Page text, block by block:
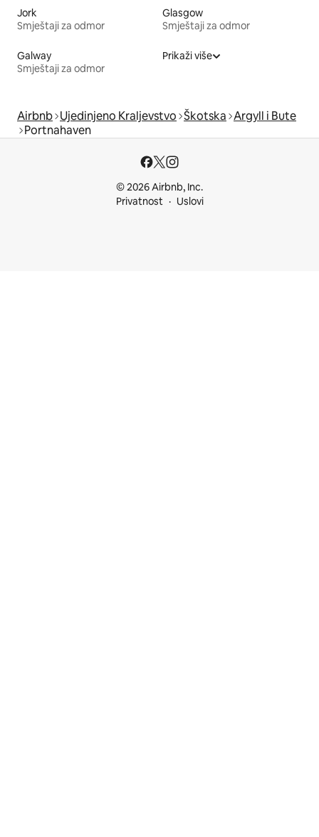
Jork
Smještaji za odmor
Glasgow
Smještaji za odmor
Galway
Smještaji za odmor
Prikaži više
Airbnb Ujedinjeno Kraljevstvo Škotska Argyll i Bute
Portnahaven
© 2026 Airbnb, Inc.
Privatnost
Uslovi